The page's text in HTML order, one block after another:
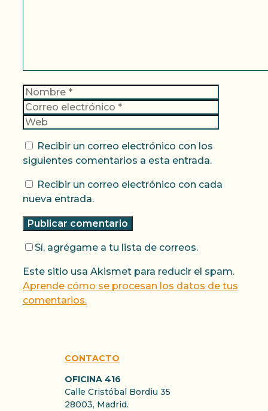
Nombre
Recibir un correo electrónico con los
siguientes comentarios a esta entrada.
Recibir un correo electrónico con cada
nueva entrada.
Sí, agrégame a tu lista de correos.
Este sitio usa Akismet para reducir el spam.
Aprende cómo se procesan los datos de tus
comentarios.
CONTACTO
OFICINA 416
Calle Cristóbal Bordiu 35
28003, Madrid.